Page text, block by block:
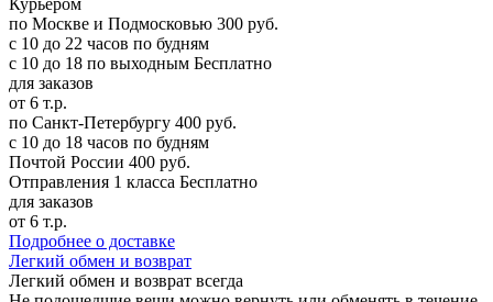
Курьером
по Москве и Подмосковью 300 руб.
с 10 до 22 часов по будням
с 10 до 18 по выходным Бесплатно
для заказов
от 6 т.р.
по Санкт-Петербургу 400 руб.
с 10 до 18 часов по будням
Почтой России 400 руб.
Отправления 1 класса Бесплатно
для заказов
от 6 т.р.
Подробнее о доставке
Легкий обмен и возврат
Легкий обмен и возврат всегда